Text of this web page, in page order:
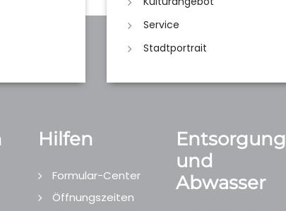
Service
Stadtportrait
Hilfen
Formular-Center
Öffnungszeiten
Entsorgung
und
Abwasser